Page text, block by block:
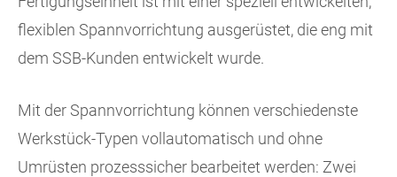
flexiblen Spannvorrichtung ausgerüstet, die eng mit
dem SSB-Kunden entwickelt wurde.
Mit der Spannvorrichtung können verschiedenste
Werkstück-Typen vollautomatisch und ohne
Umrüsten prozesssicher bearbeitet werden: Zwei